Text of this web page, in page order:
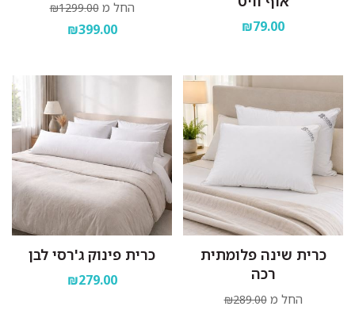
₪79.00
החל מ ₪1299.00
₪399.00
כרית שינה פלומתית
רכה
החל מ ₪289.00
כרית פינוק ג'רסי לבן
₪279.00